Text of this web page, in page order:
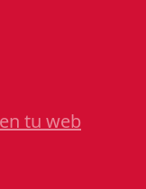
tu web